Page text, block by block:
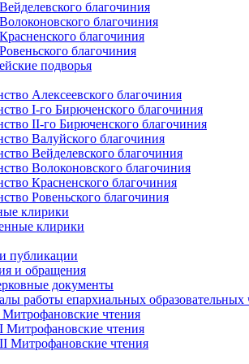
благочиния
благочиния
благочиния
благочиния
подворья
Алексеевского благочиния
I-го Бирюченского благочиния
II-го Бирюченского благочиния
Валуйского благочиния
Вейделевского благочиния
Волоконовского благочиния
Красненского благочиния
Ровеньского благочиния
клирики
клирики
публикации
и обращения
документы
работы епархиальных образовательных
чтения
Митрофановские чтения
Митрофановские чтения